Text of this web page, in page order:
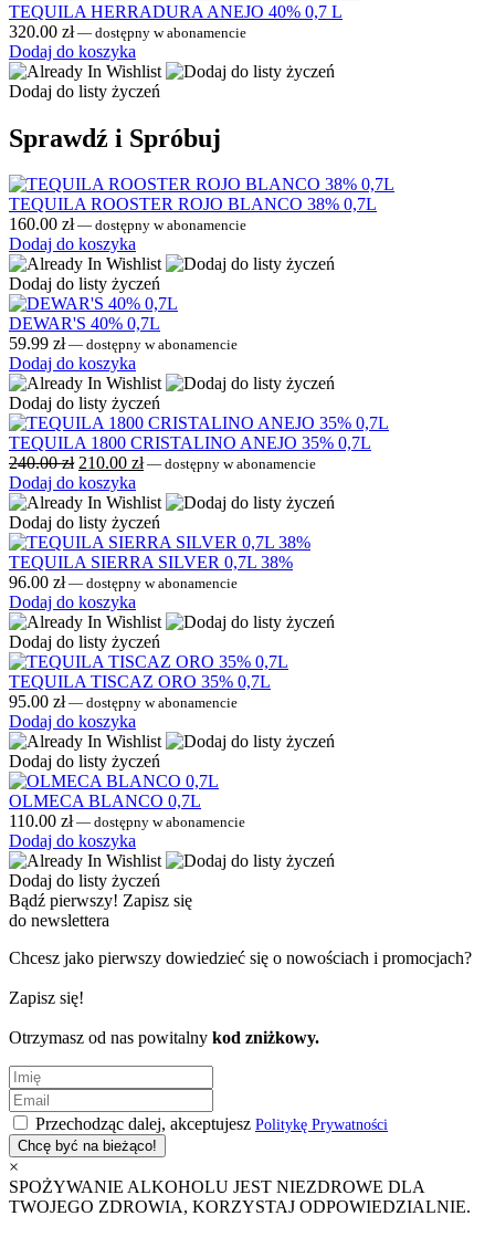
TEQUILA HERRADURA ANEJO 40% 0,7 L
320.00 zł — dostępny w abonamencie
Dodaj do koszyka
Dodaj do listy życzeń
Sprawdź i Spróbuj
TEQUILA ROOSTER ROJO BLANCO 38% 0,7L
160.00 zł — dostępny w abonamencie
Dodaj do koszyka
Dodaj do listy życzeń
DEWAR'S 40% 0,7L
59.99 zł — dostępny w abonamencie
Dodaj do koszyka
Dodaj do listy życzeń
TEQUILA 1800 CRISTALINO ANEJO 35% 0,7L
240.00zł 210.00 zł — dostępny w abonamencie
Dodaj do koszyka
Dodaj do listy życzeń
TEQUILA SIERRA SILVER 0,7L 38%
96.00 zł — dostępny w abonamencie
Dodaj do koszyka
Dodaj do listy życzeń
TEQUILA TISCAZ ORO 35% 0,7L
95.00 zł — dostępny w abonamencie
Dodaj do koszyka
Dodaj do listy życzeń
OLMECA BLANCO 0,7L
110.00 zł — dostępny w abonamencie
Dodaj do koszyka
Dodaj do listy życzeń
Bądź pierwszy! Zapisz się
do newslettera
Chcesz jako pierwszy dowiedzieć się o nowościach i promocjach?
Zapisz się!
Otrzymasz od nas powitalny kod zniżkowy.
Przechodząc dalej, akceptujesz Politykę Prywatności
×
SPOŻYWANIE ALKOHOLU JEST NIEZDROWE DLA
TWOJEGO ZDROWIA, KORZYSTAJ ODPOWIEDZIALNIE.